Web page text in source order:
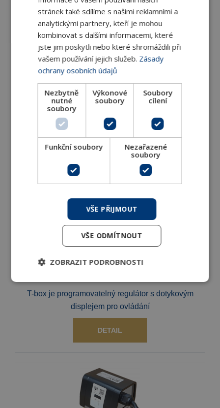
TS nástěnný regulátor s termostatem
TS nástěnné regulátory s termostatem pro
ovládání spotřebičů s 3-rychlostními
T-box je programovatelný regulátor s dotykovým
displejem pro ovládání
DETAIL
stránek také sdílíme s našimi reklamními a
analytickými partnery, kteří je mohou
kombinovat s dalšími informacemi, které
jste jim poskytli nebo které shromáždili při
vašem používání jejich služeb. Zásady
ochrany osobních údajů
Nezbytně
nutné
soubory
Výkonové
soubory
Soubory
cílení
Funkční soubory
Nezařazené
soubory
VŠE PŘIJMOUT
VŠE ODMÍTNOUT
ZOBRAZIT PODROBNOSTI